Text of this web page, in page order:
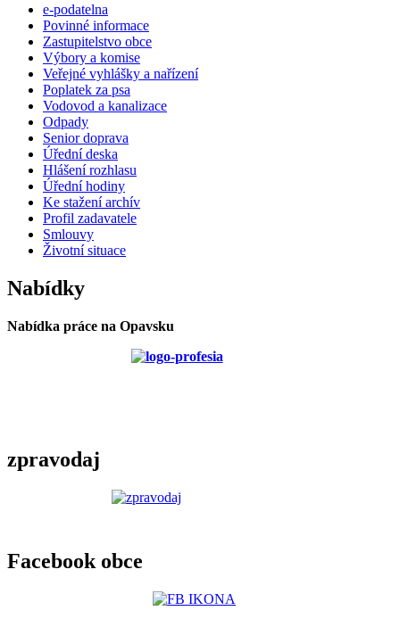
e-podatelna
Povinné informace
Zastupitelstvo obce
Výbory a komise
Veřejné vyhlášky a nařízení
Poplatek za psa
Vodovod a kanalizace
Odpady
Senior doprava
Úřední deska
Hlášení rozhlasu
Úřední hodiny
Ke stažení archív
Profil zadavatele
Smlouvy
Životní situace
Nabídky
Nabídka práce na Opavsku
zpravodaj
Facebook obce